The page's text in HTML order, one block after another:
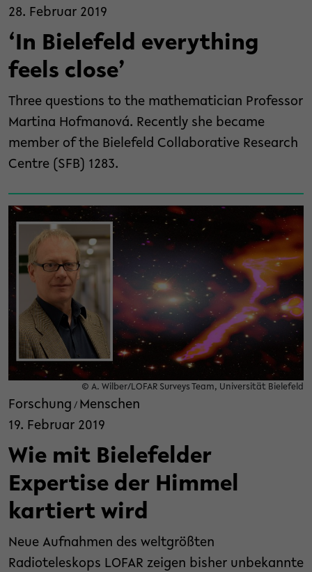
28. Februar 2019
‘In Bielefeld everything
feels close’
Three questions to the mathematician Professor
Martina Hofmanová. Recently she became
member of the Bielefeld Collaborative Research
Centre (SFB) 1283.
© A. Wilber/LOFAR Surveys Team, Universität Bielefeld
Forschung / Menschen
19. Februar 2019
Wie mit Bielefelder
Expertise der Himmel
kartiert wird
Neue Aufnahmen des weltgrößten
Radioteleskops LOFAR zeigen bisher unbekannte